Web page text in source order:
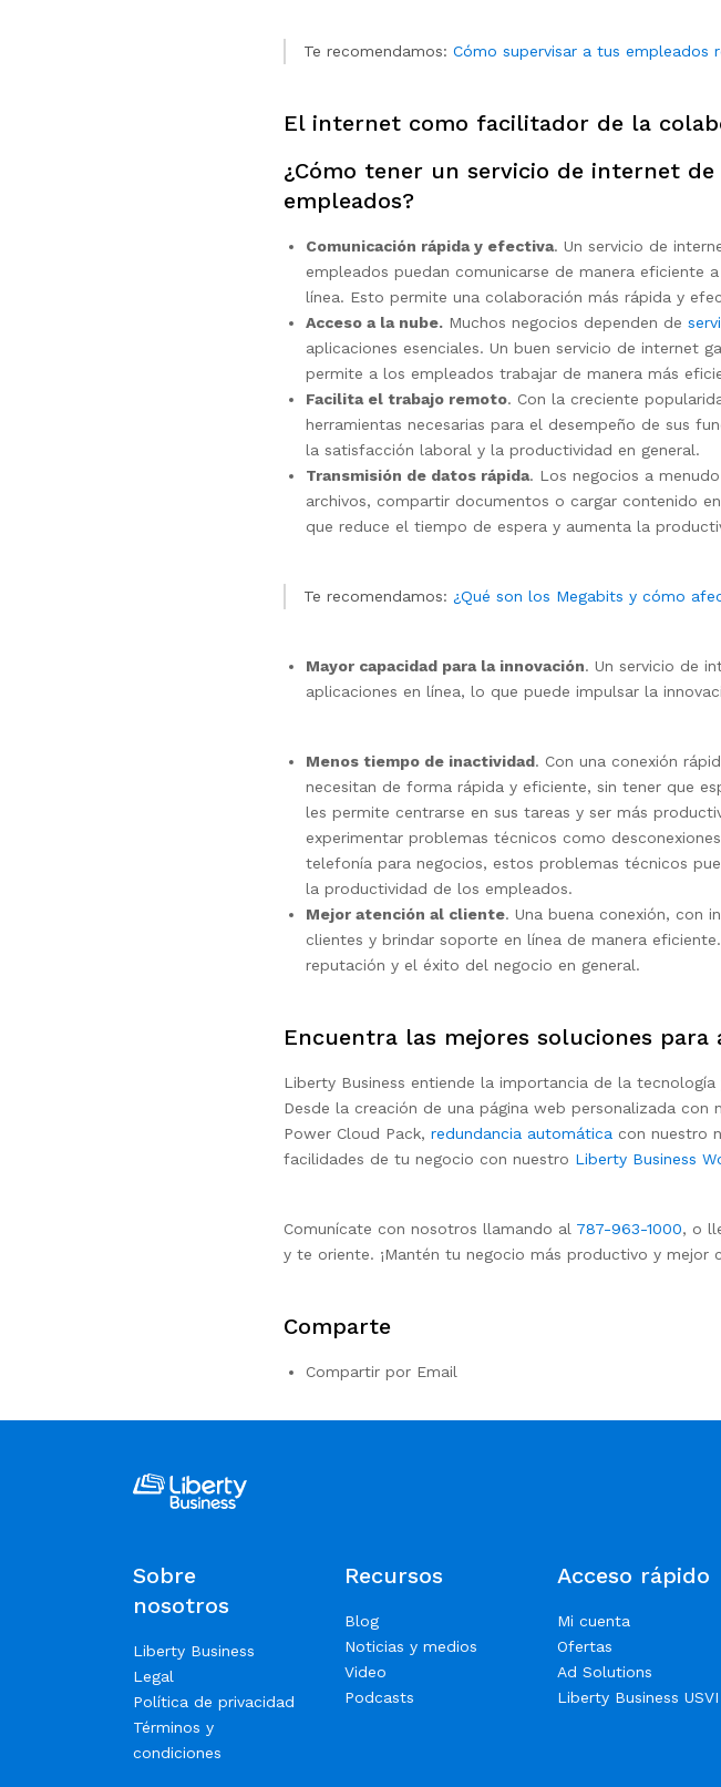
Te recomendamos: Cómo supervisar a tus empleados
El internet como facilitador de la
¿Cómo tener un servicio de internet
empleados?
Comunicación rápida y efectiva. Un servicio de
empleados puedan comunicarse de manera eficiente
línea. Esto permite una colaboración más rápida y
Acceso a la nube. Muchos negocios dependen de
aplicaciones esenciales. Un buen servicio de internet
permite a los empleados trabajar de manera más
Facilita el trabajo remoto. Con la creciente
herramientas necesarias para el desempeño de sus
la satisfacción laboral y la productividad en general.
Transmisión de datos rápida. Los negocios a
archivos, compartir documentos o cargar contenido
que reduce el tiempo de espera y aumenta la
Te recomendamos: ¿Qué son los Megabits y cómo
Mayor capacidad para la innovación. Un servicio de
aplicaciones en línea, lo que puede impulsar la
Menos tiempo de inactividad. Con una conexión
necesitan de forma rápida y eficiente, sin tener que
les permite centrarse en sus tareas y ser más
experimentar problemas técnicos como
telefonía para negocios, estos problemas técnicos
la productividad de los empleados.
Mejor atención al cliente. Una buena conexión, con
clientes y brindar soporte en línea de manera
reputación y el éxito del negocio en general.
Encuentra las mejores soluciones
Liberty Business entiende la importancia de la
Desde la creación de una página web personalizada con
Power Cloud Pack, redundancia automática con nuestro
facilidades de tu negocio con nuestro Liberty Business
Comunícate con nosotros llamando al 787-963-1000, o
y te oriente. ¡Mantén tu negocio más productivo y mejor
Comparte
Compartir por Email
Sobre
nosotros
Liberty Business
Legal
Política de privacidad
Términos y
condiciones
Recursos
Blog
Noticias y medios
Video
Podcasts
Acceso rápido
Mi cuenta
Ofertas
Ad Solutions
Liberty Business USVI